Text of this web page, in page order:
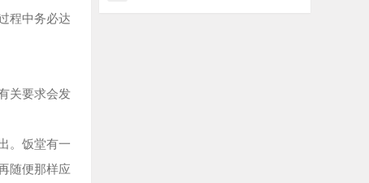
程中务必达
关要求会发
。饭堂有一
随便那样应